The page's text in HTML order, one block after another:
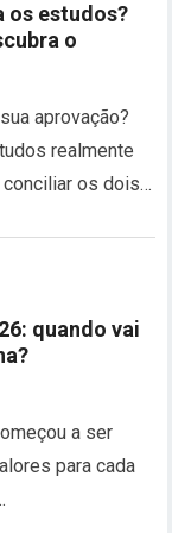
os estudos?
o
aprovação?
realmente
os dois…
quando vai
a ser
para cada